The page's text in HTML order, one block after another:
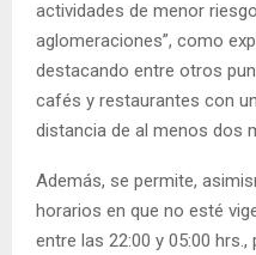
actividades de menor
aglomeraciones”, como
destacando entre otros
cafés y restaurantes con
distancia de al menos dos
Además, se permite,
horarios en que no esté
entre las 22:00 y 05:00